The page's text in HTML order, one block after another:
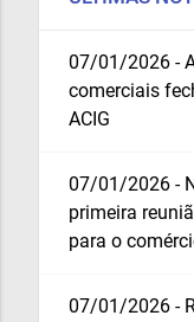
07/01/2026 -
comerciais
ACIG
07/01/2026 -
primeira
para o
07/01/2026 -